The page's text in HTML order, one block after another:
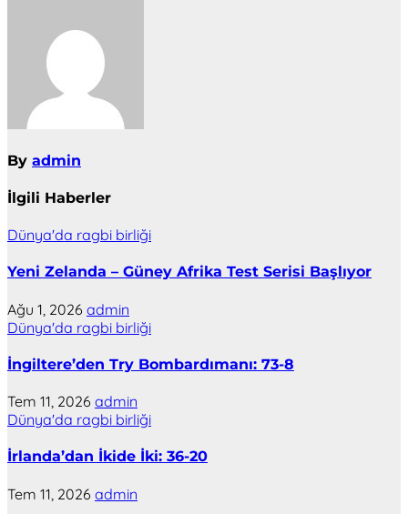
By admin
İlgili Haberler
Dünya'da ragbi birliği
Yeni Zelanda – Güney Afrika Test Serisi Başlıyor
Ağu 1, 2026 admin
Dünya'da ragbi birliği
İngiltere’den Try Bombardımanı: 73-8
Tem 11, 2026 admin
Dünya'da ragbi birliği
İrlanda’dan İkide İki: 36-20
Tem 11, 2026 admin